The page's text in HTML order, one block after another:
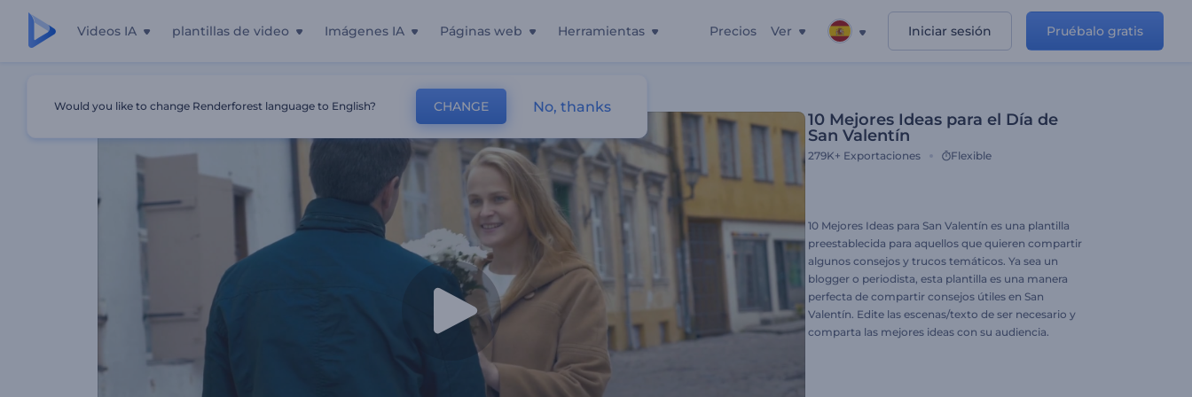
Videos IA plantillas de video Imágenes IA Páginas web Herramientas Precios Ver Iniciar sesión Pruébalo gratis
10 Mejores Ideas Para El Día De San Valentín
10 Mejores Ideas para el Día de
San Valentín
279K+ Exportaciones Flexible
10 Mejores Ideas para San Valentín es una plantilla
preestablecida para aquellos que quieren compartir
algunos consejos y trucos temáticos. Ya sea un
blogger o periodista, esta plantilla es una manera
perfecta de compartir consejos útiles en San
Valentín. Edite las escenas/texto de ser necesario y
comparta las mejores ideas con su audiencia.
Would you like to change Renderforest language to English? CHANGE No, thanks